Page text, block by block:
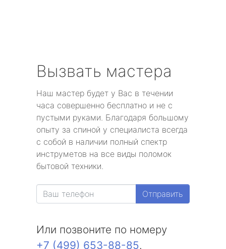
Вызвать мастера
Наш мастер будет у Вас в течении
часа совершенно бесплатно и не с
пустыми руками. Благодаря большому
опыту за спиной у специалиста всегда
с собой в наличии полный спектр
инструметов на все виды поломок
бытовой техники.
Отправить
Или позвоните по номеру
+7 (499) 653-88-85.